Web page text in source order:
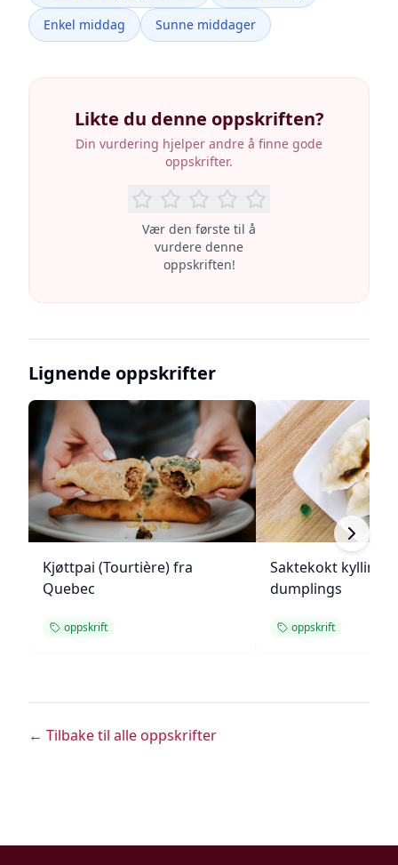
Enkel middag
Sunne middager
Likte du denne oppskriften?
Din vurdering hjelper andre å finne gode
oppskrifter.
Vær den første til å
vurdere denne
oppskriften!
Lignende oppskrifter
Kjøttpai (Tourtière) fra
Quebec
oppskrift
Saktekokt kylling
dumplings
oppskrift
← Tilbake til alle oppskrifter